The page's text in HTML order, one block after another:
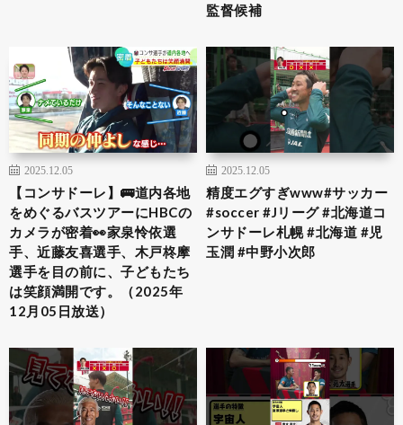
監督候補
2025.12.05
【コンサドーレ】🚌道内各地
をめぐるバスツアーにHBCの
カメラが密着👀家泉怜依選
手、近藤友喜選手、木戸柊摩
選手を目の前に、子どもたち
は笑顔満開です。（2025年
12月05日放送）
2025.12.05
精度エグすぎwww#サッカー
#soccer #Jリーグ #北海道コ
ンサドーレ札幌 #北海道 #児
玉潤 #中野小次郎